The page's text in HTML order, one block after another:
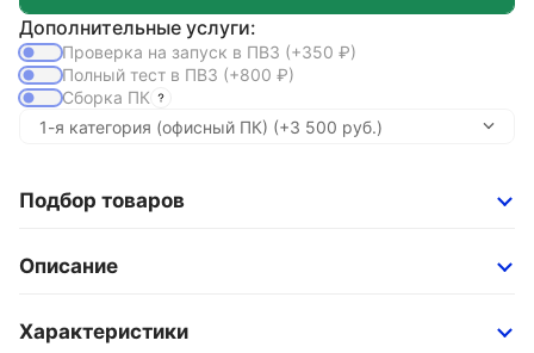
Дополнительные услуги:
Проверка на запуск в ПВЗ (+350 ₽)
Полный тест в ПВЗ (+800 ₽)
Сборка ПК
Подбор товаров
Описание
Характеристики